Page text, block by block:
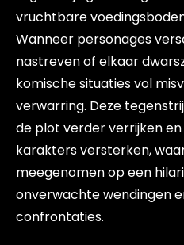
vruchtbare
Wanneer personages
nastreven of elkaar
komische situaties vol
verwarring. Deze
de plot verder verrijken
karakters versterken,
meegenomen op een
onverwachte wendingen
confrontaties.